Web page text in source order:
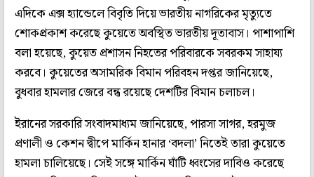
এদিকে এক্স হ্যান্ডেলে বিবৃতি দিয়ে ভারতীয় নাগরিকের মৃত্যুতে
শোকপ্রকাশ করেছে কুয়েতে অবস্থিত ভারতীয় দূতাবাস। পাশাপাশি
বলা হয়েছে, কুয়েত প্রশাসন নিহতের পরিবারকে সবরকম সাহায্য
করবে। কুয়েতের অসামরিক বিমান পরিবহন দপ্তর জানিয়েছে,
বুধবার হামলার জেরে বন্ধ রয়েছে দেশটির বিমান চলাচল।
ইরানের সরকারি সংবাদমাধ্যম জানিয়েছে, পারস্য সাগর, হরমুজ
প্রণালী ও কেশন দ্বীপে মার্কিন হানার ‘বদলা’ নিতেই তারা কুয়েতে
হামলা চালিয়েছে। সেই সঙ্গে মার্কিন ঘাঁটি ধ্বংসের দাবিও করেছে